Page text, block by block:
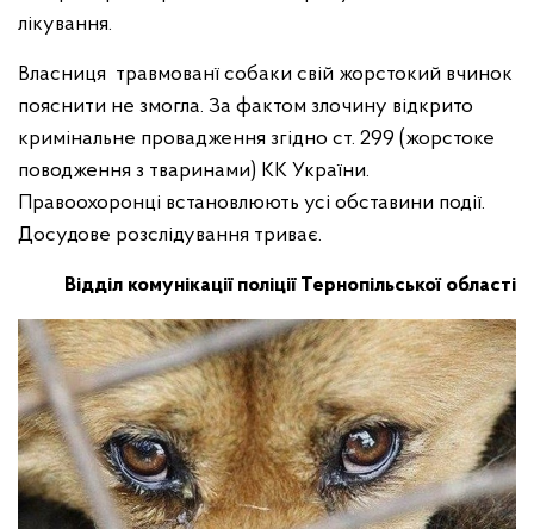
лікування.
Власниця травмованї собаки свій жорстокий вчинок
пояснити не змогла. За фактом злочину відкрито
кримінальне провадження згідно ст. 299 (жорстоке
поводження з тваринами) КК України.
Правоохоронці встановлюють усі обставини події.
Досудове розслідування триває.
Відділ комунікації поліції Тернопільської області